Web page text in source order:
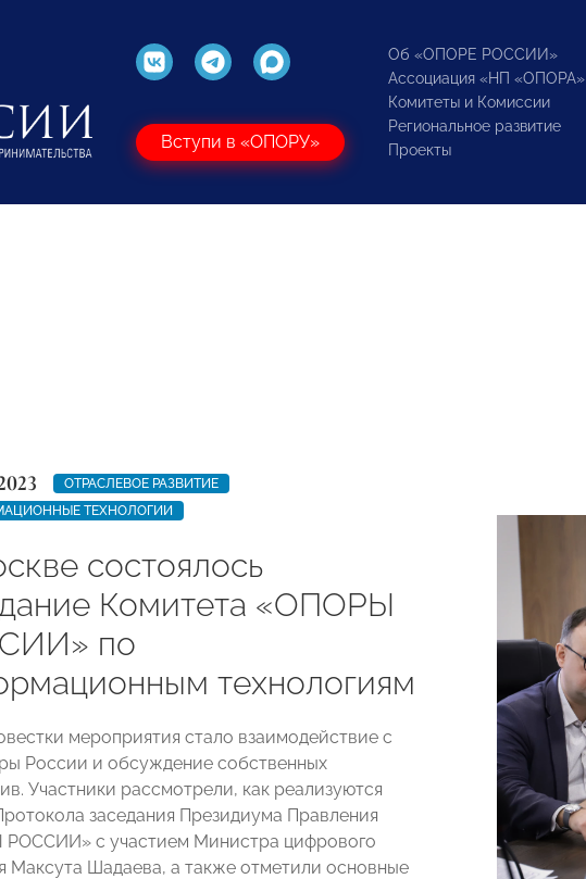
Вступи в «ОПОРУ»
Об «ОПОРЕ РОССИИ»
Ассоциация «НП «ОПОРА»
Комитеты и Комиссии
Региональное развитие
Проекты
ОТРАСЛЕВОЕ РАЗВИТИЕ
ТЕХНОЛОГИИ
состоялось
Комитета «ОПОРЫ
по
технологиям
мероприятия стало взаимодействие с
России и обсуждение собственных
Участники рассмотрели, как реализуются
заседания Президиума Правления
с участием Министра цифрового
Максута Шадаева, а также отметили основные